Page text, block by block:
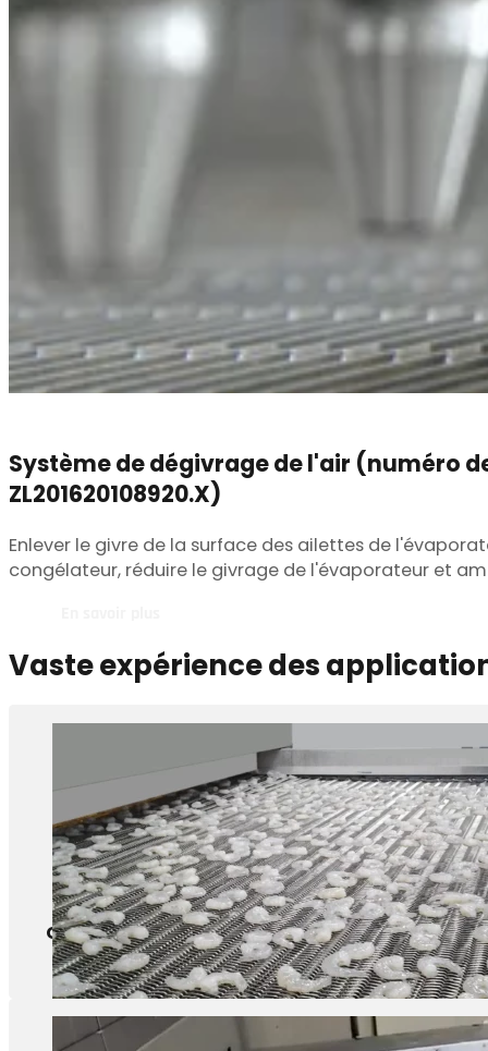
Système de dégivrage de l'air (numéro
ZL201620108920.X)
Enlever le givre de la surface des ailettes de
congélateur, réduire le givrage de l'évaporateur et
Vaste expérience des
Crevettes